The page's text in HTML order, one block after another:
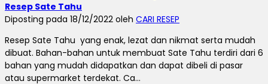
Resep Sate Tahu
Diposting pada 18/12/2022 oleh CARI RESEP
Resep Sate Tahu yang enak, lezat dan nikmat serta mudah
dibuat. Bahan-bahan untuk membuat Sate Tahu terdiri dari 6
bahan yang mudah didapatkan dan dapat dibeli di pasar
atau supermarket terdekat. Ca...